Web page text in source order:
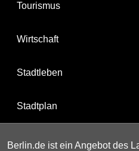
Tourismus
Wirtschaft
Stadtleben
Stadtplan
Berlin.de ist ein Angebot des